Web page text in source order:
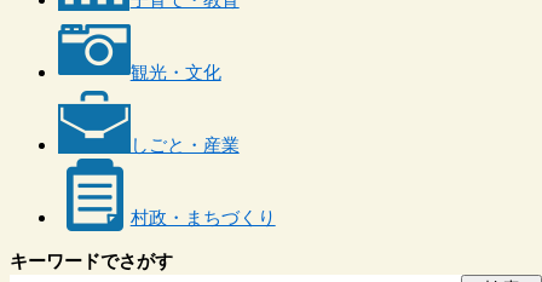
観光・文化
しごと・産業
村政・まちづくり
キーワードでさがす